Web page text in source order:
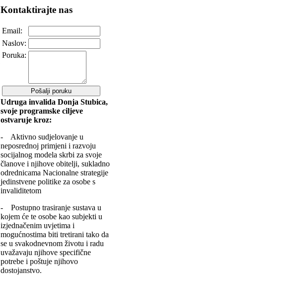
Kontaktirajte nas
Email:
Naslov:
Poruka:
Udruga invalida Donja Stubica,
svoje programske ciljeve
ostvaruje kroz:
- Aktivno sudjelovanje u
neposrednoj primjeni i razvoju
socijalnog modela skrbi za svoje
članove i njihove obitelji, sukladno
odrednicama Nacionalne strategije
jedinstvene politike za osobe s
invaliditetom
- Postupno trasiranje sustava u
kojem će te osobe kao subjekti u
izjednačenim uvjetima i
mogućnostima biti tretirani tako da
se u svakodnevnom životu i radu
uvažavaju njihove specifične
potrebe i poštuje njihovo
dostojanstvo.